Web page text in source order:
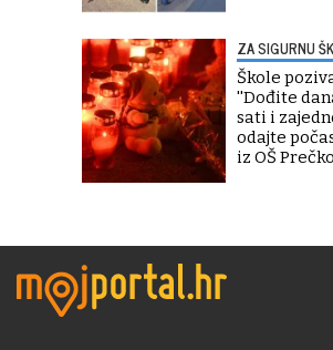
ZA SIGURNU
Škole
''Dođite
sati i
odajte
iz OŠ